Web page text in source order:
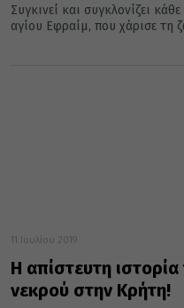
Συγκινεί και συγκλονίζει
αγίου Εφραίμ, που χάρισε τη
11 Ιουλίου 2019
Η απίστευτη
νεκρού στην Κρήτη!